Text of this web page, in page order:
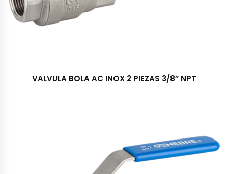
VALVULA BOLA AC INOX 2 PIEZAS 3/8″ NPT